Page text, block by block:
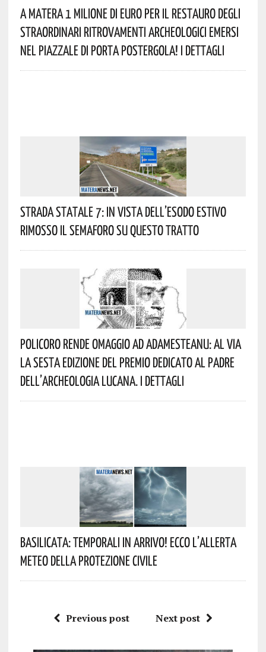
A Matera 1 Milione Di Euro Per Il Restauro Degli
Straordinari Ritrovamenti Archeologici Emersi
Nel Piazzale Di Porta Postergola! I Dettagli
Strada Statale 7: In Vista Dell’esodo Estivo
Rimosso Il Semaforo Su Questo Tratto
Policoro Rende Omaggio Ad Adamesteanu: Al Via
La Sesta Edizione Del Premio Dedicato Al Padre
Dell’archeologia Lucana. I Dettagli
Basilicata: Temporali In Arrivo! Ecco L’allerta
Meteo Della Protezione Civile
Previous post Next post